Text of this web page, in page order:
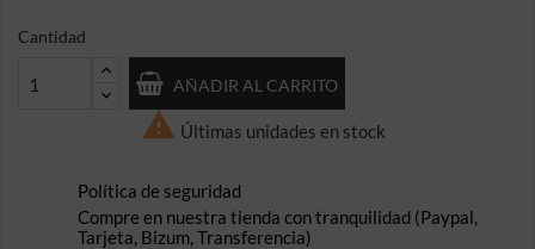
Cantidad
AÑADIR AL CARRITO
 Últimas unidades en stock
Política de seguridad
Compre en nuestra tienda con tranquilidad (Paypal,
Tarjeta, Bizum, Transferencia)